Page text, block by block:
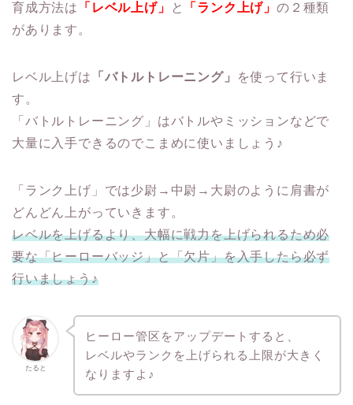
育成方法は 「レベル上げ」 と 「ランク上げ」の２種類
があります。
レベル上げは 「バトルトレーニング」
を使って行いま
す。
「バトルトレーニング」はバトルやミッションなどで
大量に入手できるのでこまめに使いましょう♪
「ランク上げ」では少尉→中尉→大尉のように肩書が
どんどん上がっていきます。
レベルを上げるより、大幅に戦力を上げられるため必
要な「ヒーローバッジ」と「欠片」を入手したら必ず
行いましょう♪
たると
ヒーロー管区をアップデートすると、
レベルやランクを上げられる上限が大きく
なりますよ♪